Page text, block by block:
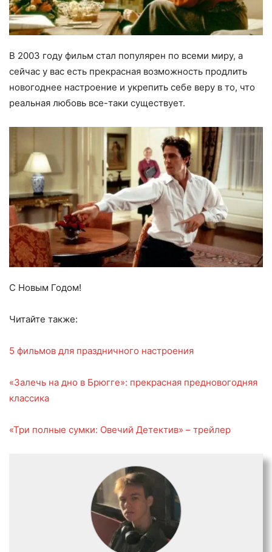
В 2003 году фильм стал популярен по всеми миру, а
сейчас у вас есть прекрасная возможность продлить
новогоднее настроение и укрепить себе веру в то, что
реальная любовь все-таки существует.
С Новым Годом!
Читайте также:
5 фильмов для праздничного настроения
«Залечь на дно в Брюгге»: прекрасная предновогодняя
классика
«Три полные сумки: Овечий Детектив» – трейлер